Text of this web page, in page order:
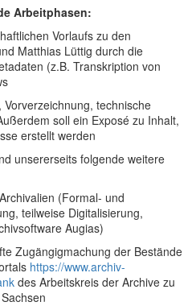
Arbeitphasen:
Vorlaufs zu den
Matthias Lüttig durch die
(z.B. Transkription von
technische
soll ein Exposé zu Inhalt,
erstellt werden
unsererseits folgende weitere
(Formal- und
, teilweise Digitalisierung,
Augias)
Zugängigmachung der Bestände
https://www.archiv-
des Arbeitskreis der Archive zu